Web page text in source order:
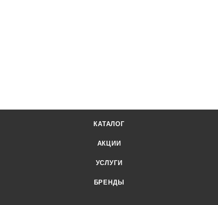
КАТАЛОГ
АКЦИИ
УСЛУГИ
БРЕНДЫ